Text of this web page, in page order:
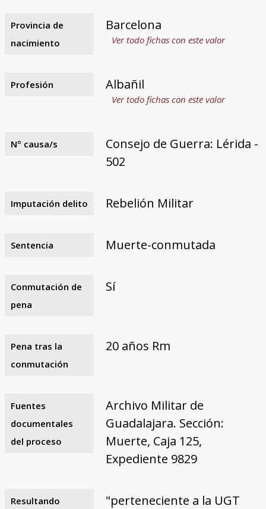
Provincia de
nacimiento
Barcelona
Ver todo fichas con este valor
Profesión Albañil
Ver todo fichas con este valor
Nº causa/s
Consejo de Guerra: Lérida -
502
Imputación delito Rebelión Militar
Sentencia Muerte-conmutada
Conmutación de
pena
Sí
Pena tras la
conmutación
20 años Rm
Fuentes
documentales
del proceso
Archivo Militar de
Guadalajara. Sección:
Muerte, Caja 125,
Expediente 9829
Resultando
"perteneciente a la UGT